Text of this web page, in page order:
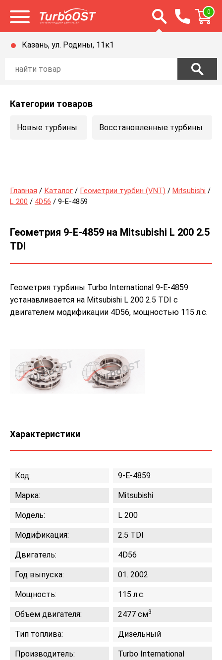
Открыть меню Открыть строку
0
Казань, ул. Родины, 11к1
Категории товаров
Новые турбины Восстановленные турбины
Главная / Каталог / Геометрии турбин (VNT) / Mitsubishi /
L 200 / 4D56 / 9-E-4859
Геометрия 9-E-4859 на Mitsubishi L 200 2.5
TDI
Геометрия турбины Turbo International 9-E-4859
устанавливается на Mitsubishi L 200 2.5 TDI с
двигателем модификации 4D56, мощностью 115 л.с.
Характеристики
Код: 9-E-4859
Марка: Mitsubishi
Модель: L 200
Модификация: 2.5 TDI
Двигатель: 4D56
Год выпуска: 01. 2002
Мощность: 115 л.с.
Объем двигателя: 2477 см3
Тип топлива: Дизельный
Производитель: Turbo International